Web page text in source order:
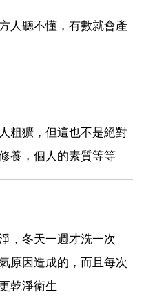
人聽不懂，有數就會產
粗獷，但這也不是絕對
養，個人的素質等等
，冬天一週才洗一次
原因造成的，而且每次
乾淨衛生